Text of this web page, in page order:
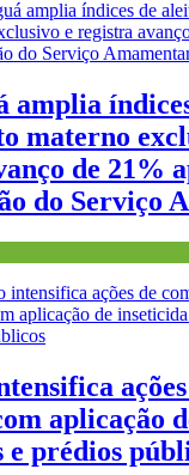
amplia
materno
de 21%
do Serviço
aplicação
e prédios